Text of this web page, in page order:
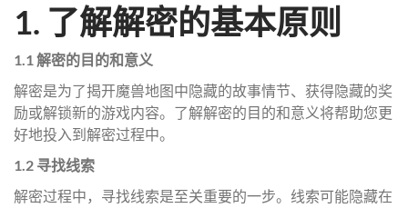
1. 了解解密的基本原则
1.1 解密的目的和意义
解密是为了揭开魔兽地图中隐藏的故事情节、获得隐藏的奖
励或解锁新的游戏内容。了解解密的目的和意义将帮助您更
好地投入到解密过程中。
1.2 寻找线索
解密过程中，寻找线索是至关重要的一步。线索可能隐藏在